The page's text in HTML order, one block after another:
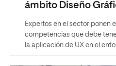
ámbito Diseño
Expertos en el sector ponen
competencias que debe
la aplicación de UX en el